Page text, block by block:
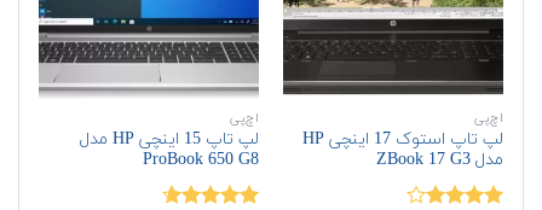
اچ‌پی
لپ تاپ استوک 17 اینچی HP
مدل ZBook 17 G3
اچ‌پی
لپ تاپ 15 اینچی HP مدل
ProBook 650 G8